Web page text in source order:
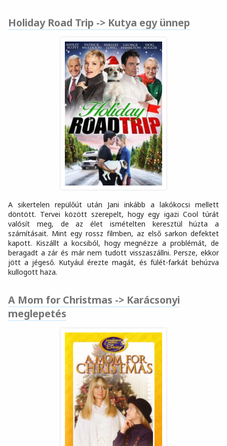
Holiday Road Trip -> Kutya egy ünnep
A sikertelen repülőút után Jani inkább a lakókocsi mellett
döntött. Tervei között szerepelt, hogy egy igazi Cool túrát
valósít meg, de az élet ismételten keresztül húzta a
számításait. Mint egy rossz filmben, az első sarkon defektet
kapott. Kiszállt a kocsiból, hogy megnézze a problémát, de
beragadt a zár és már nem tudott visszaszállni. Persze, ekkor
jött a jégeső. Kutyául érezte magát, és fülét-farkát behúzva
kullogott haza.
A Mom for Christmas -> Karácsonyi
meglepetés